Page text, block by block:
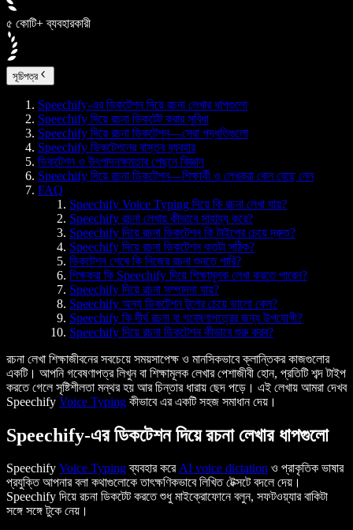
৫ কোটি+ ব্যবহারকারী
সূচিপত্র
Speechify-এর ডিকটেশন দিয়ে রচনা লেখার ধাপগুলো
Speechify দিয়ে রচনা ডিকটেট করার সুবিধা
Speechify দিয়ে রচনা ডিকটেশন—সেরা পদ্ধতিগুলো
Speechify ডিকটেশনের বাস্তব ব্যবহার
ডিকটেশন ও উৎপাদনক্ষমতার পেছনে বিজ্ঞান
Speechify দিয়ে রচনা ডিকটেশন—শিক্ষার্থী ও লেখকরা কেন বেছে নেন
FAQ
Speechify Voice Typing দিয়ে কি রচনা লেখা যায়?
Speechify রচনা লেখায় কীভাবে সাহায্য করে?
Speechify দিয়ে রচনা ডিকটেশন কি টাইপের চেয়ে দ্রুত?
Speechify দিয়ে রচনা ডিকটেশন কতটা সঠিক?
ডিকটেশন শেষে কি নিজের রচনা শুনতে পারি?
শিক্ষকরা কি Speechify দিয়ে শিক্ষামূলক লেখা করতে পারেন?
Speechify দিয়ে রচনা সম্পাদনা যায়?
Speechify অন্য ডিকটেশন টুলের চেয়ে ভালো কেন?
Speechify কি দীর্ঘ রচনা বা গবেষণাপত্রের জন্য উপযোগী?
Speechify দিয়ে রচনা ডিকটেশন কীভাবে শুরু করব?
রচনা লেখা শিক্ষাজীবনের সবচেয়ে সময়সাপেক্ষ ও মানসিকভাবে ক্লান্তিকর কাজগুলোর
একটি। আপনি গবেষণাপত্র লিখুন বা শিক্ষামূলক লেখার পেশাজীবী হোন, প্রতিটি শব্দ টাইপ
করতে গেলে সৃষ্টিশীলতা মন্থর হয় আর চিন্তার ধারায় ছেদ পড়ে। এই লেখায় আমরা দেখব
Speechify Voice Typing কীভাবে এর একটি সহজ সমাধান দেয়।
Speechify-এর ডিকটেশন দিয়ে রচনা লেখার ধাপগুলো
Speechify Voice Typingব্যবহার করেAI voice dictation ও প্রাকৃতিক ভাষার
প্রযুক্তি আপনার বলা কথাগুলোকে তাৎক্ষণিকভাবে লিখিত টেক্সটে বদলে দেয়।
Speechify দিয়ে রচনা ডিকটেট করতে শুধু মাইক্রোফোনে বলুন, সফটওয়্যার বাকিটা
সঙ্গে সঙ্গে টুকে নেয়।